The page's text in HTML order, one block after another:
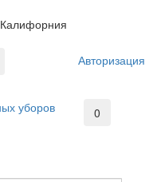
Калифорния
Авторизация
0